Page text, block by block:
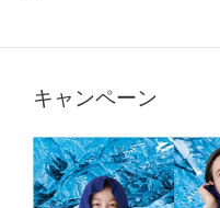
キャンペーン